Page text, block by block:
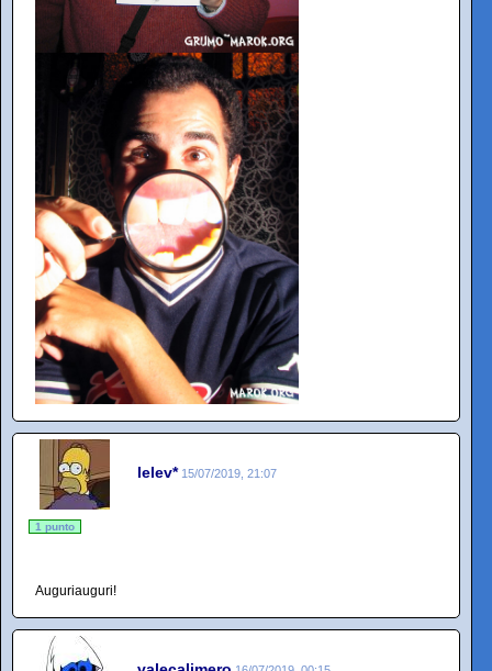
lelev* 15/07/2019, 21:07
1 punto
Auguriauguri!